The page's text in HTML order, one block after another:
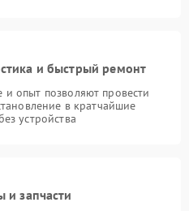
и быстрый ремонт
опыт позволяют провести
в кратчайшие
устройства
и запчасти